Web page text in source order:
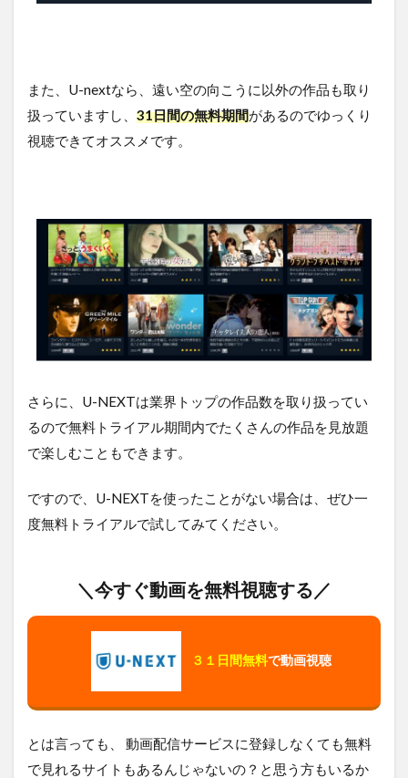
空
向
こ
料
視
聴
す
る
方
法
ま
と
また、U-nextなら、遠い空の向こうに以外の作品も取り
扱っていますし、 31日間の無料期間があるのでゆっくり
視聴できてオススメです。
さらに、U-NEXTは業界トップの作品数を取り扱ってい
るので無料トライアル期間内でたくさんの作品を見放題
で楽しむこともできます。
ですので、U-NEXTを使ったことがない場合は、ぜひ一
度無料トライアルで試してみてください。
＼今すぐ動画を無料視聴する／
３１日間無料で動画視聴
とは言っても、 動画配信サービスに登録しなくても無料
で見れるサイトもあるんじゃないの？と思う方もいるか